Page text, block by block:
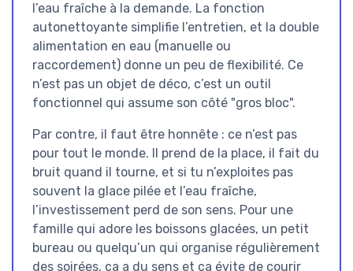
l’eau fraîche à la demande. La fonction
autonettoyante simplifie l’entretien, et la double
alimentation en eau (manuelle ou
raccordement) donne un peu de flexibilité. Ce
n’est pas un objet de déco, c’est un outil
fonctionnel qui assume son côté "gros bloc".
Par contre, il faut être honnête : ce n’est pas
pour tout le monde. Il prend de la place, il fait du
bruit quand il tourne, et si tu n’exploites pas
souvent la glace pilée et l’eau fraîche,
l’investissement perd de son sens. Pour une
famille qui adore les boissons glacées, un petit
bureau ou quelqu’un qui organise régulièrement
des soirées, ça a du sens et ça évite de courir